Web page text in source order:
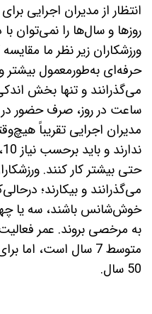
انتظار از مدیران اجرایی
روزها و سال‌ها را نمی‌توان
ورزشکاران زیر نظر ما
حرفه‌ای به‌طورمعمول بیشتر
می‌گذرانند و تنها بخش
ساعت در روز، صرف حضور در
مدیران اجرایی تقریباً
حتی بیشتر کار کنند.
می‌گذرانند و بیکارند؛
خوش‌شانس باشند، سه یا
به مرخصی بروند. عمر
50 سال.